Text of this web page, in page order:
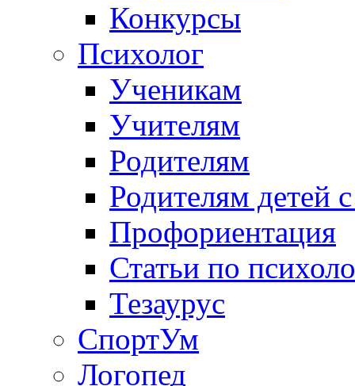
Конкурсы
Психолог
Ученикам
Учителям
Родителям
Родителям детей
Профориентация
Статьи по
Тезаурус
СпортУм
Логопед